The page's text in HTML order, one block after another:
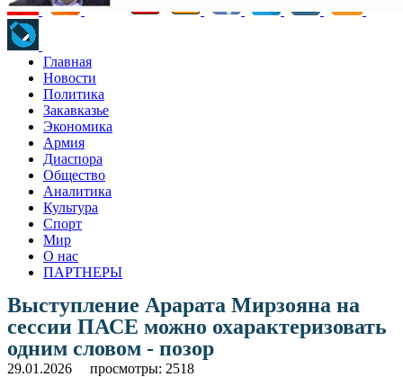
Главная
Новости
Политика
Закавказье
Экономика
Армия
Диаспора
Общество
Аналитика
Культура
Спорт
Мир
О нас
ПАРТНЕРЫ
Выступление Арарата Мирзояна на
сессии ПАСЕ можно охарактеризовать
одним словом - позор
29.01.2026 просмотры: 2518